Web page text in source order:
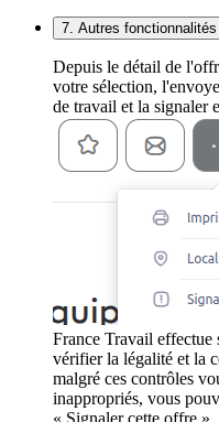
7. Autres fonctionnalités
Depuis le détail de
votre sélection,
de travail et la signaler
France Travail effectue
vérifier la légalité et la
malgré ces contrôles
inappropriés, vous
« Signaler cette offre ».